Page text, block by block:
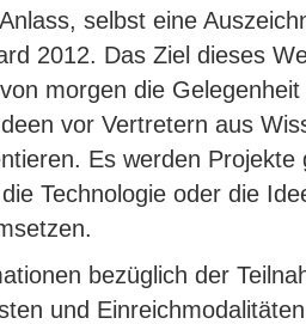
selbst eine
2012. Das Ziel dieses
morgen die
vor Vertretern aus
Es werden Projekte
Technologie oder die
bezüglich der
und